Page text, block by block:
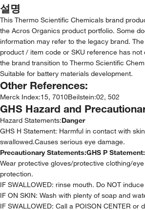
설명
This Thermo Scientific Chemicals brand
the Acros Organics product portfolio. Some
information may refer to the legacy brand.
product / item code or SKU reference has not
the brand transition to Thermo Scientific
Suitable for battery materials development.
Other References:
Merck Index:15, 7010Beilstein:02, 502
GHS Hazard and
Hazard Statements:Danger
GHS H Statement: Harmful in contact with
swallowed.Causes serious eye damage.
Precautionary Statements:GHS P Statement:
Wear protective gloves/protective clothing/
protection.
IF SWALLOWED: rinse mouth. Do NOT
IF ON SKIN: Wash with plenty of soap and
IF SWALLOWED: Call a POISON CENTER or